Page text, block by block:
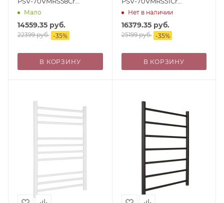
500х800 лесенка, с
фитингами в комплекте,
хром
Мало
14559.35 руб.
22399руб. -35%
В КОРЗИНУ
500х1000 лесенка, с
фитингами в комплекте,
хром
Нет в наличии
16379.35руб.
25199руб. -35%
В КОРЗИНУ